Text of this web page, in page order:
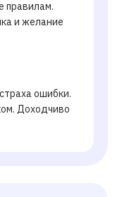
правилам.
и желание
ошибки.
Доходчиво